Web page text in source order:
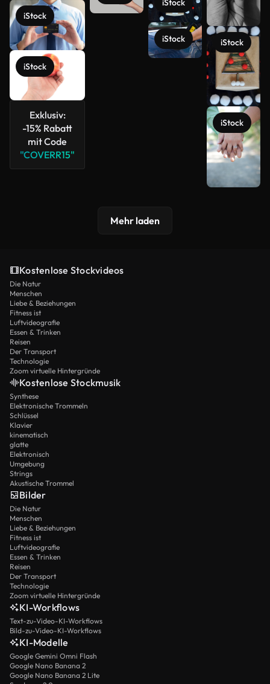
iStock
iStock
Exklusiv:
-15% Rabatt
mit Code
"COVERR15"
iStock
iStock iStock
iStock
Mehr laden
Kostenlose Stockvideos
Die Natur
Menschen
Liebe & Beziehungen
Fitness ist
Luftvideografie
Essen & Trinken
Reisen
Der Transport
Technologie
Zoom virtuelle Hintergründe
Kostenlose Stockmusik
Synthese
Elektronische Trommeln
Schlüssel
Klavier
kinematisch
glatte
Elektronisch
Umgebung
Strings
Akustische Trommel
Bilder
Die Natur
Menschen
Liebe & Beziehungen
Fitness ist
Luftvideografie
Essen & Trinken
Reisen
Der Transport
Technologie
Zoom virtuelle Hintergründe
KI-Workflows
Text-zu-Video-KI-Workflows
Bild-zu-Video-KI-Workflows
KI-Modelle
Google Gemini Omni Flash
Google Nano Banana 2
Google Nano Banana 2 Lite